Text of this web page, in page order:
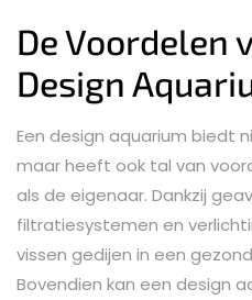
De Voordelen
Design
Een design aquarium biedt
maar heeft ook tal van
als de eigenaar. Dankzij
filtratiesystemen en
vissen gedijen in een
Bovendien kan een design